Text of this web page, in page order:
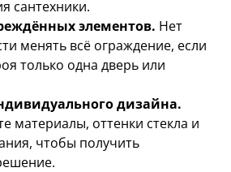
сантехники.
элементов. Нет
менять всё ограждение, если
только одна дверь или
дизайна.
материалы, оттенки стекла и
чтобы получить